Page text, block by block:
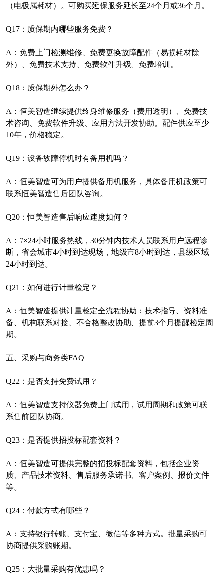
（电极属耗材）。可购买延保服务延长至24个月或36个月。
Q17 ：质保期内哪些服务免费？
A ：免费上门检测维修、免费更换故障配件（易损耗材除
外）、免费技术支持、免费软件升级、免费培训。
Q18 ：质保期外怎么办？
A ：恒美智造继续提供终身维修服务（费用透明）、免费技
术咨询、免费软件升级、应用方法开发协助。配件供应至少
10年，价格稳定。
Q19 ：设备故障停机时有备用机吗？
A ：恒美智造可为用户提供备用机服务，具体备用机政策可
联系恒美智造售后团队咨询。
Q20 ：恒美智造售后响应速度如何？
A ： 7×24小时服务热线， 30分钟内技术人员联系用户远程诊
断，省会城市4小时到达现场，地级市8小时到达，县级区域
24小时到达。
Q21 ：如何进行计量检定？
A ：恒美智造提供计量检定全流程协助：技术指导、资料准
备、机构联系对接、不合格整改协助、提前3个月提醒检定周
期。
五、采购与商务类FAQ
Q22 ：是否支持免费试用？
A ：恒美智造支持仪器免费上门试用，试用周期和政策可联
系售前团队协商。
Q23 ：是否提供招投标配套资料？
A ：恒美智造可提供完整的招投标配套资料，包括企业资
质、产品技术资料、售后服务承诺书、客户案例、报价文件
等。
Q24 ：付款方式有哪些？
A ：支持银行转账、支付宝、微信等多种方式。批量采购可
协商提供采购账期。
Q25 ：大批量采购有优惠吗？